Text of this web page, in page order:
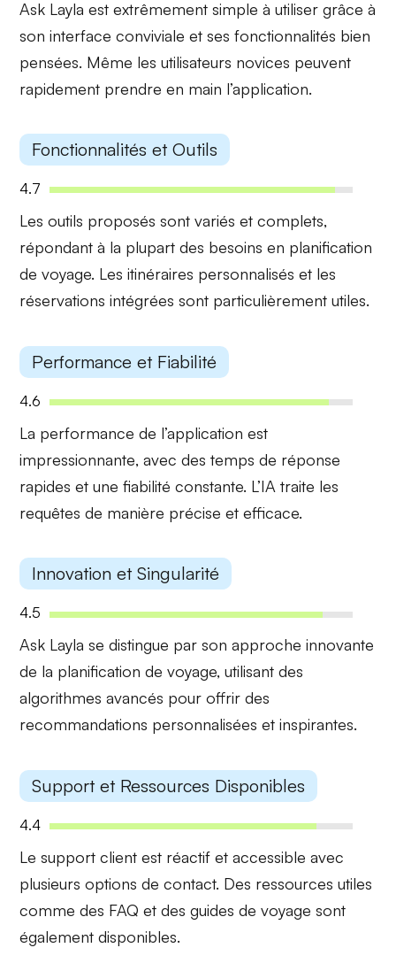
Ask Layla est extrêmementsimple à utiliser grâce à
son interface conviviale et ses fonctionnalités bien
pensées. Même les utilisateurs novices peuvent
rapidement prendre en main l’application.
Fonctionnalités et Outils
4.7
Les outils proposés sontvariés et complets,
répondant à la plupart des besoins en planification
de voyage. Les itinéraires personnalisés et les
réservations intégrées sont particulièrement utiles.
Performance et Fiabilité
4.6
La performance de l’application est
impressionnante, avec des temps de réponse
rapides et une fiabilité constante. L’IA traite les
requêtes de manière précise et efficace.
Innovation et Singularité
4.5
Ask Layla se distingue par sonapproche innovante
de la planification de voyage, utilisant des
algorithmes avancés pour offrir des
recommandations personnalisées et inspirantes.
Support et Ressources Disponibles
4.4
Le support client est réactif et accessible avec
plusieurs options de contact. Des ressources utiles
comme des FAQ et des guides de voyage sont
également disponibles.